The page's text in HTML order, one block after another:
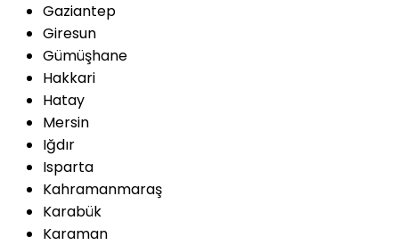
Gaziantep
Giresun
Gümüşhane
Hakkari
Hatay
Mersin
Iğdır
Isparta
Kahramanmaraş
Karabük
Karaman